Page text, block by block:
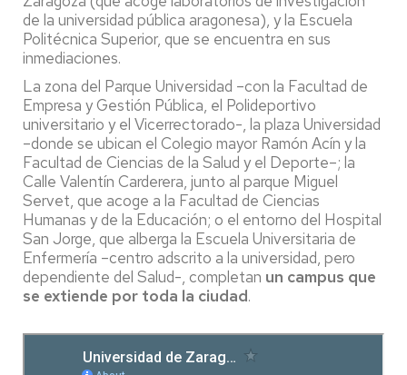
de la universidad pública aragonesa), y la Escuela
Politécnica Superior, que se encuentra en sus
inmediaciones.
La zona del Parque Universidad –con la Facultad de
Empresa y Gestión Pública, el Polideportivo
universitario y el Vicerrectorado-, la plaza Universidad
–donde se ubican el Colegio mayor Ramón Acín y la
Facultad de Ciencias de la Salud y el Deporte–; la
Calle Valentín Carderera, junto al parque Miguel
Servet, que acoge a la Facultad de Ciencias
Humanas y de la Educación; o el entorno del Hospital
San Jorge, que alberga la Escuela Universitaria de
Enfermería –centro adscrito a la universidad, pero
dependiente del Salud-, completan un campus que
se extiende por toda la ciudad.